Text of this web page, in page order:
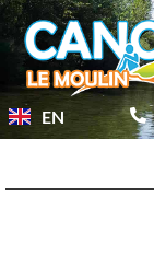
Aller
au
contenu
EN